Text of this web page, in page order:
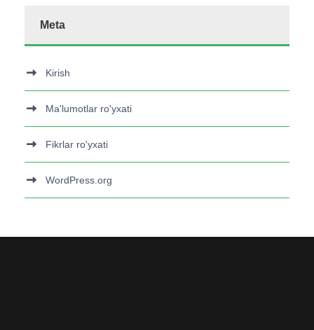
Meta
Kirish
Ma'lumotlar ro'yxati
Fikrlar ro'yxati
WordPress.org